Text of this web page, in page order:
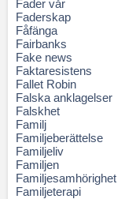
Fader vår
Faderskap
Fåfänga
Fairbanks
Fake news
Faktaresistens
Fallet Robin
Falska anklagelser
Falskhet
Familj
Familjeberättelse
Familjeliv
Familjen
Familjesamhörighet
Familjeterapi